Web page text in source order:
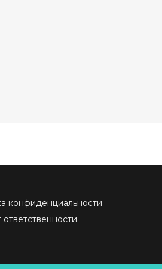
конфиденциальности
ответственности